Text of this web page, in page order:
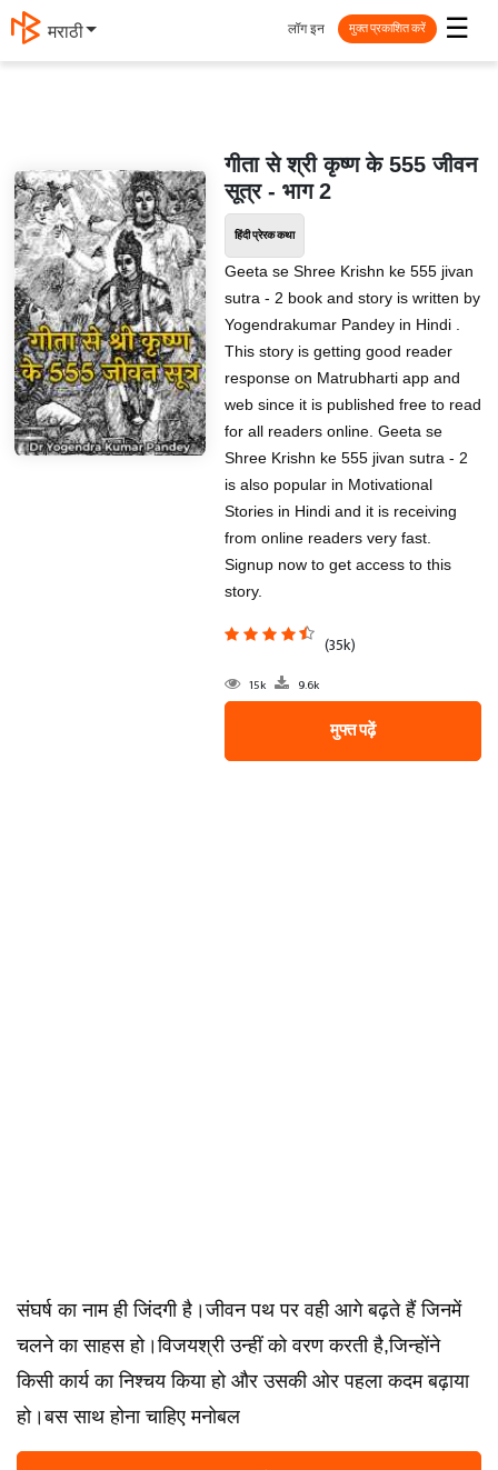
मराठी ☰
लॉग इन मुक्त प्रकाशित करें
गीता से श्री कृष्ण के 555 जीवन
सूत्र - भाग 2
हिंदी प्रेरक कथा
Geeta se Shree Krishn ke 555 jivan
sutra - 2 book and story is written by
Yogendrakumar Pandey in Hindi .
This story is getting good reader
response on Matrubharti app and
web since it is published free to read
for all readers online. Geeta se
Shree Krishn ke 555 jivan sutra - 2
is also popular in Motivational
Stories in Hindi and it is receiving
from online readers very fast.
Signup now to get access to this
story.
(35k)
15k 9.6k
मुफ्त पढ़ें
संघर्ष का नाम ही जिंदगी है।जीवन पथ पर वही आगे बढ़ते हैं जिनमें
चलने का साहस हो।विजयश्री उन्हीं को वरण करती है,जिन्होंने
किसी कार्य का निश्चय किया हो और उसकी ओर पहला कदम बढ़ाया
हो।बस साथ होना चाहिए मनोबल